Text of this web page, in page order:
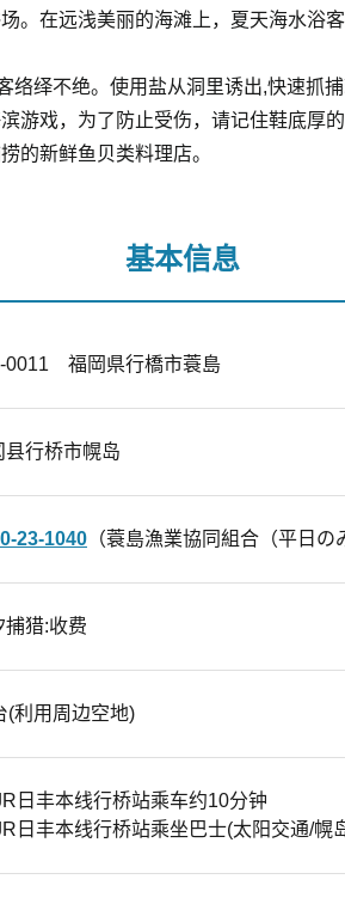
。在远浅美丽的海滩上，夏天海水浴
络绎不绝。使用盐从洞里诱出,快速抓
游戏，为了防止受伤，请记住鞋底厚的
的新鲜鱼贝类料理店。
基本信息
0011 福岡県行橋市蓑島
县行桥市幌岛
23-1040 （蓑島漁業協同組合（平日の
捕猎:收费
(利用周边空地)
日丰本线行桥站乘车约10分钟
日丰本线行桥站乘坐巴士(太阳交通/